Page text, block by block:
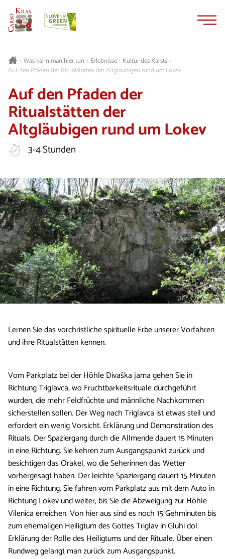
>Was kann man hier tun > Erlebnisse> Kultur des Karsts>
Auf den Pfaden der Ritualstätten der Altgläubigen rund um Lokev
Auf den Pfaden der
Ritualstätten der
Altgläubigen rund um Lokev
3-4 Stunden
Lernen Sie das vorchristliche spirituelle Erbe unserer Vorfahren
und ihre Ritualstätten kennen.
Vom Parkplatz bei der Höhle Divaška jama gehen Sie in
Richtung Triglavca, wo Fruchtbarkeitsrituale durchgeführt
wurden, die mehr Feldfrüchte und männliche Nachkommen
sicherstellen sollen. Der Weg nach Triglavca ist etwas steil und
erfordert ein wenig Vorsicht. Erklärung und Demonstration des
Rituals. Der Spaziergang durch die Allmende dauert 15 Minuten
in eine Richtung. Sie kehren zum Ausgangspunkt zurück und
besichtigen das Orakel, wo die Seherinnen das Wetter
vorhergesagt haben. Der leichte Spaziergang dauert 15 Minuten
in eine Richtung. Sie fahren vom Parkplatz aus mit dem Auto in
Richtung Lokev und weiter, bis Sie die Abzweigung zur Höhle
Vilenica erreichen. Von hier aus sind es noch 15 Gehminuten bis
zum ehemaligen Heiligtum des Gottes Triglav in Gluhi dol.
Erklärung der Rolle des Heiligtums und der Rituale. Über einen
Rundweg gelangt man zurück zum Ausgangspunkt.